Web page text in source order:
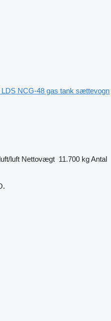
LDS NCG-48 gas tank sættevogn
luft/luft Nettovægt 11.700 kgAntal